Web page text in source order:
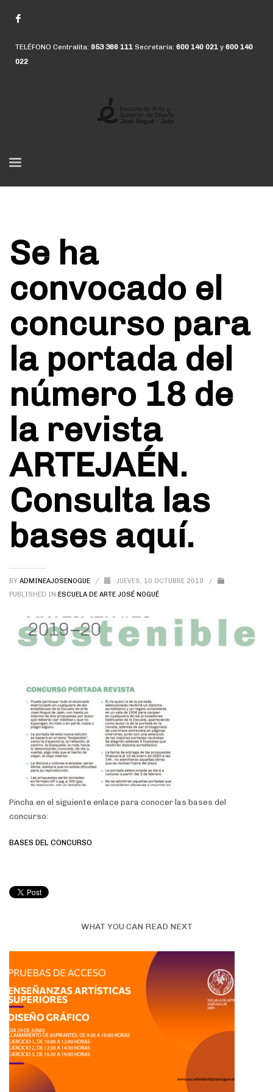
TELÉFONO Centralita: 953 366 111 Secretaría: 600 140 021 y 600 140
022
Se ha
convocado el
concurso para
la portada del
número 18 de
la revista
ARTEJAÉN.
Consulta las
bases aquí.
BY ADMINEAJOSENOGUE / JUEVES, 10 OCTUBRE 2019
/
PUBLISHED IN ESCUELA DE ARTE JOSÉ NOGUÉ
Pincha en el siguiente enlace para conocer las bases del
concurso:
BASES DEL CONCURSO
WHAT YOU CAN READ NEXT